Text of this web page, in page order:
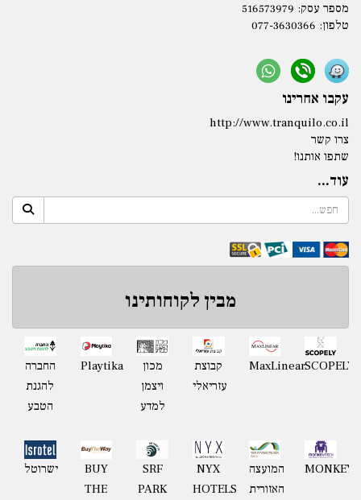
מספר עסק: 516573979
טלפון: 077-3630366
עקבו אחרינו
http://www.tranquilo.co.il
צרו קשר
שתפו אותנו!
עוד...
מבין לקוחותינו
החברה
להגנת
הטבע
Playtika
מכון
ויצמן
למדע
קבוצת
עזריאלי
MaxLinearSCOPELY
ישרוטל
BUY
THE
SRF
PARK
NYX
HOTELS
המועצה
האזורית